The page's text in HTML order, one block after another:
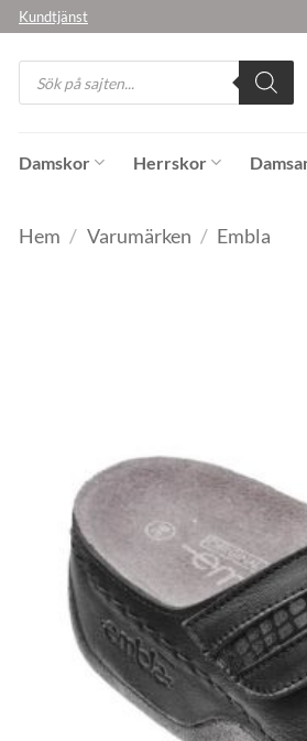
Skip
content
Kundtjänst
Products
search
Damskor Herrskor
Hem / Varumärken / Embla